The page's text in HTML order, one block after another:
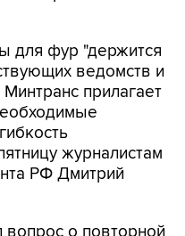
для фур "держится
ведомств и
прилагает
журналистам
РФ Дмитрий